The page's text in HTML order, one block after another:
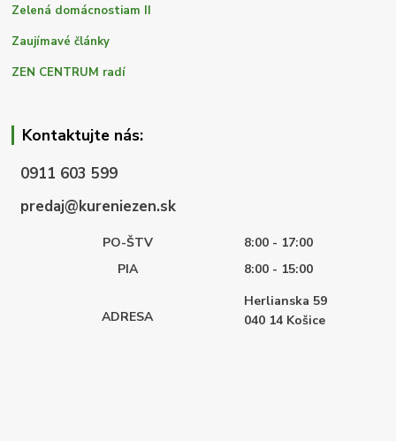
Zelená domácnostiam II
Zaujímavé články
ZEN CENTRUM radí
Kontaktujte nás:
0911 603 599
predaj@kureniezen.sk
PO-ŠTV
8:00 - 17:00
PIA
8:00 - 15:00
ADRESA
Herlianska 59
040 14 Košice